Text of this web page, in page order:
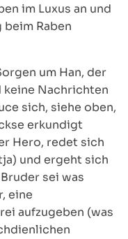
im Luxus an und
beim Raben
um Han, der
Nachrichten
sich, siehe oben,
erkundigt
Hero, redet sich
und ergeht sich
sei was
eine
aufzugeben (was